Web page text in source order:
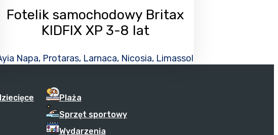
Fotelik samochodowy Britax
KIDFIX XP 3-8 lat
Napa, Protaras, Larnaca, Nicosia, Limassol
Plaża
Sprzęt sportowy
Wydarzenia